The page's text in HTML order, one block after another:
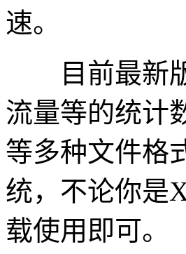
速。
目前最新版
流量等的统计
等多种文件格
统，不论你是
载使用即可。